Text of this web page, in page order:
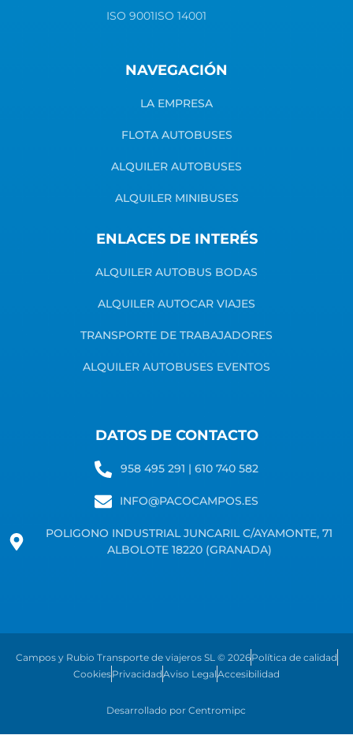
ISO 9001ISO 14001
NAVEGACIÓN
LA EMPRESA
FLOTA AUTOBUSES
ALQUILER AUTOBUSES
ALQUILER MINIBUSES
ENLACES DE INTERÉS
ALQUILER AUTOBUS BODAS
ALQUILER AUTOCAR VIAJES
TRANSPORTE DE TRABAJADORES
ALQUILER AUTOBUSES EVENTOS
DATOS DE CONTACTO
958 495 291 | 610 740 582
INFO@PACOCAMPOS.ES
POLIGONO INDUSTRIAL JUNCARIL C/AYAMONTE, 71
ALBOLOTE 18220 (GRANADA)
Campos y Rubio Transporte de viajeros SL © 2026Política de calidad
CookiesPrivacidadAviso LegalAccesibilidad
Desarrollado por Centromipc